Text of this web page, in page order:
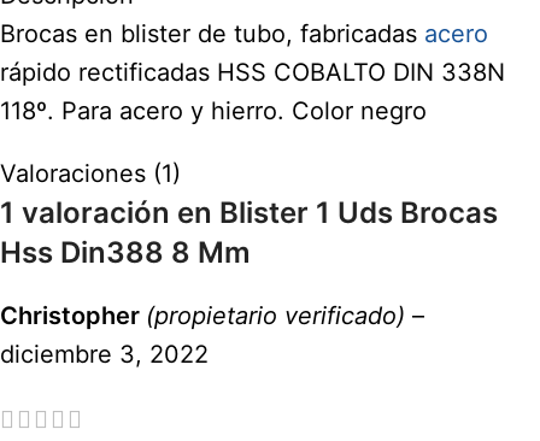
Brocas en blister de tubo, fabricadas acero
rápido rectificadas HSS COBALTO DIN 338N
118º. Para acero y hierro. Color negro
Valoraciones (1)
1 valoración en Blister 1 Uds Brocas
Hss Din388 8 Mm
Christopher (propietario verificado) –
diciembre 3, 2022